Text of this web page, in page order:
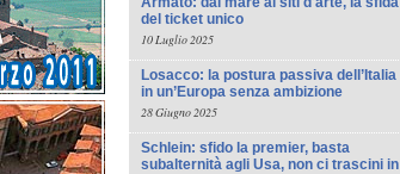
del ticket unico
10 Luglio 2025
Losacco: la postura passiva dell’Italia
in un’Europa senza ambizione
28 Giugno 2025
Schlein: sfido la premier, basta
subalternità agli Usa, non ci trascini in